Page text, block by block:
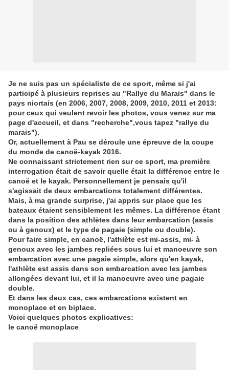
Je ne suis pas un spécialiste de ce sport, même si j'ai
participé à plusieurs reprises au "Rallye du Marais" dans le
pays niortais (en 2006, 2007, 2008, 2009, 2010, 2011 et 2013:
pour ceux qui veulent revoir les photos, vous venez sur ma
page d'accueil, et dans "recherche",vous tapez "rallye du
marais").
Or, actuellement à Pau se déroule une épreuve de la coupe
du monde de canoë-kayak 2016.
Ne connaissant strictement rien sur ce sport, ma première
interrogation était de savoir quelle était la différence entre le
canoë et le kayak. Personnellement je pensais qu'il
s'agissait de deux embarcations totalement différentes.
Mais, à ma grande surprise, j'ai appris sur place que les
bateaux étaient sensiblement les mêmes. La différence étant
dans la position des athlètes dans leur embarcation (assis
ou à genoux) et le type de pagaie (simple ou double).
Pour faire simple, en canoë, l'athlète est mi-assis, mi- à
genoux avec les jambes repliées sous lui et manoeuvre son
embarcation avec une pagaie simple, alors qu'en kayak,
l'athlète est assis dans son embarcation avec les jambes
allongées devant lui, et il la manoeuvre avec une pagaie
double.
Et dans les deux cas, ces embarcations existent en
monoplace et en biplace.
Voici quelques photos explicatives:
le canoë monoplace